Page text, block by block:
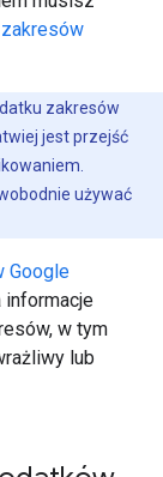
zakresów
jest przejść
używać
Google
informacje
w tym
lub